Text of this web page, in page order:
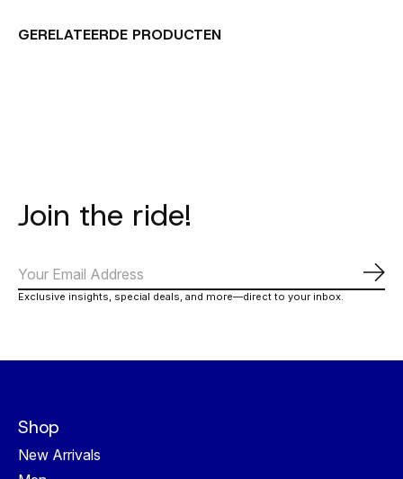
GERELATEERDE PRODUCTEN
Join the ride!
Exclusive insights, special deals, and more—direct to your inbox.
Shop
New Arrivals